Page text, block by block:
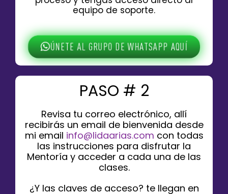
equipo de soporte.
ÚNETE AL GRUPO DE WHATSAPP AQUÍ
PASO # 2
Revisa tu correo electrónico, allí
recibirás un email de bienvenida desde
mi email info@lidaarias.com con todas
las instrucciones para disfrutar la
Mentoría y acceder a cada una de las
clases.
¿Y las claves de acceso? te llegan en